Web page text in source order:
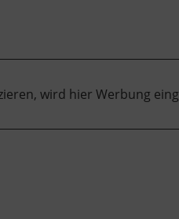
wird hier Werbung